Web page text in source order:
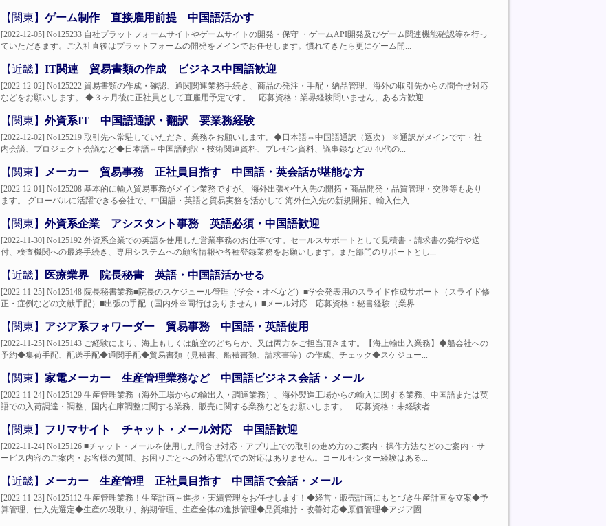
【関東】 ゲーム制作 直接雇用前提 中国語活かす
[2022-12-05] No125233 自社プラットフォームサイトやゲームサイトの開発・保守 ・ゲームAPI開発及びゲーム関連機能確認等を行っ
ていただきます。ご入社直後はプラットフォームの開発をメインでお任せします。慣れてきたら更にゲーム開...
【近畿】 IT関連 貿易書類の作成 ビジネス中国語歓迎
[2022-12-02] No125222 貿易書類の作成・確認、通関関連業務手続き、商品の発注・手配・納品管理、海外の取引先からの問合せ対応
などをお願いします。 ◆３ヶ月後に正社員として直雇用予定です。 応募資格：業界経験問いません、ある方歓迎...
【関東】 外資系IT 中国語通訳・翻訳 要業務経験
[2022-12-02] No125219 取引先へ常駐していただき、業務をお願いします。◆日本語⇔中国語通訳（逐次） ※通訳がメインです・社
内会議、プロジェクト会議など◆日本語⇔中国語翻訳・技術関連資料、プレゼン資料、議事録など20-40代の...
【関東】 メーカー 貿易事務 正社員目指す 中国語・英会話が堪能な方
[2022-12-01] No125208 基本的に輸入貿易事務がメイン業務ですが、 海外出張や仕入先の開拓・商品開発・品質管理・交渉等もあり
ます。 グローバルに活躍できる会社で、中国語・英語と貿易実務を活かして 海外仕入先の新規開拓、輸入仕入...
【関東】 外資系企業 アシスタント事務 英語必須・中国語歓迎
[2022-11-30] No125192 外資系企業での英語を使用した営業事務のお仕事です。セールスサポートとして見積書・請求書の発行や送
付、検査機関への最終手続き、専用システムへの顧客情報や各種登録業務をお願いします。また部門のサポートとし...
【近畿】 医療業界 院長秘書 英語・中国語活かせる
[2022-11-25] No125148 院長秘書業務■院長のスケジュール管理（学会・オペなど）■学会発表用のスライド作成サポート（スライド修
正・症例などの文献手配）■出張の手配（国内外※同行はありません）■メール対応 応募資格：秘書経験（業界...
【関東】 アジア系フォワーダー 貿易事務 中国語・英語使用
[2022-11-25] No125143 ご経験により、海上もしくは航空のどちらか、又は両方をご担当頂きます。【海上輸出入業務】◆船会社への
予約◆集荷手配、配送手配◆通関手配◆貿易書類（見積書、船積書類、請求書等）の作成、チェック◆スケジュー...
【関東】 家電メーカー 生産管理業務など 中国語ビジネス会話・メール
[2022-11-24] No125129 生産管理業務（海外工場からの輸出入・調達業務）、海外製造工場からの輸入に関する業務、中国語または英
語での入荷調達・調整、国内在庫調整に関する業務、販売に関する業務などをお願いします。 応募資格：未経験者...
【関東】 フリマサイト チャット・メール対応 中国語歓迎
[2022-11-24] No125126 ■チャット・メールを使用した問合せ対応・アプリ上での取引の進め方のご案内・操作方法などのご案内・サ
ービス内容のご案内・お客様の質問、お困りごとへの対応電話での対応はありません。コールセンター経験はある...
【近畿】 メーカー 生産管理 正社員目指す 中国語で会話・メール
[2022-11-23] No125112 生産管理業務！生産計画～進捗・実績管理をお任せします！◆経営・販売計画にもとづき生産計画を立案◆予
算管理、仕入先選定◆生産の段取り、納期管理、生産全体の進捗管理◆品質維持・改善対応◆原価管理◆アジア圏...